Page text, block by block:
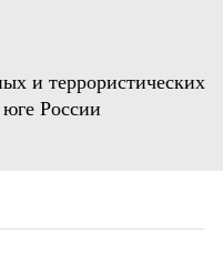
и террористических
России